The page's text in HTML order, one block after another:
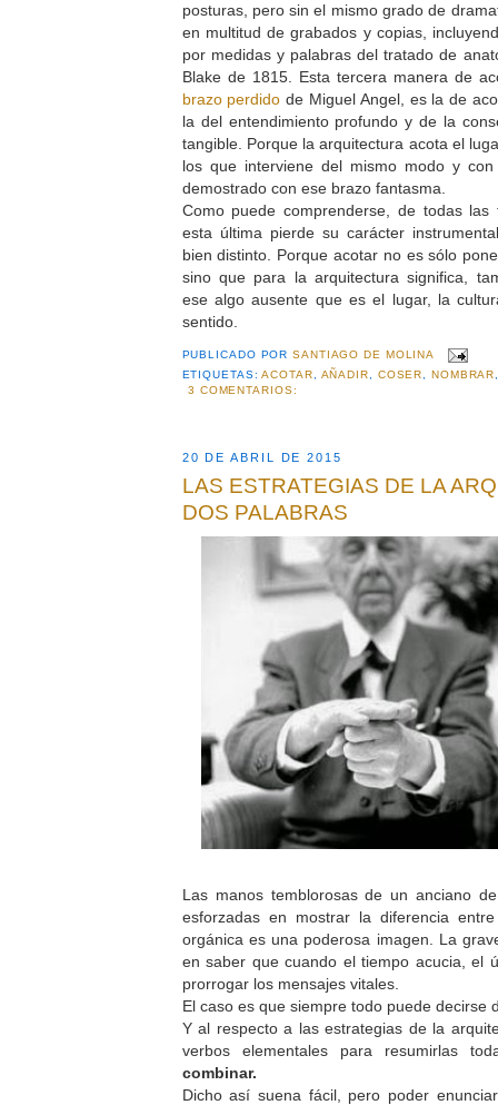
posturas, pero sin el mismo grado de
en multitud de grabados y copias,
por medidas y palabras del tratado de
Blake de 1815. Esta tercera manera de
brazo perdido de Miguel Angel, es la de
la del entendimiento profundo y de la
tangible. Porque la arquitectura acota el
los que interviene del mismo modo y
demostrado con ese brazo fantasma.
Como puede comprenderse, de todas
esta última pierde su carácter
bien distinto. Porque acotar no es sólo
sino que para la arquitectura significa,
ese algo ausente que es el lugar, la
sentido.
PUBLICADO PORSANTIAGO DE MOLINA
ETIQUETAS:ACOTAR AÑADIR COSER NOMBRAR
3 COMENTARIOS:
20 DE ABRIL DE 2015
LAS ESTRATEGIAS DE LA
DOS PALABRAS
Las manos temblorosas de un anciano
esforzadas en mostrar la diferencia
orgánica es una poderosa imagen. La
en saber que cuando el tiempo acucia, el
prorrogar los mensajes vitales.
El caso es que siempre todo puede decirse
Y al respecto a las estrategias de la
verbos elementales para resumirlas
combinar.
Dicho así suena fácil, pero poder